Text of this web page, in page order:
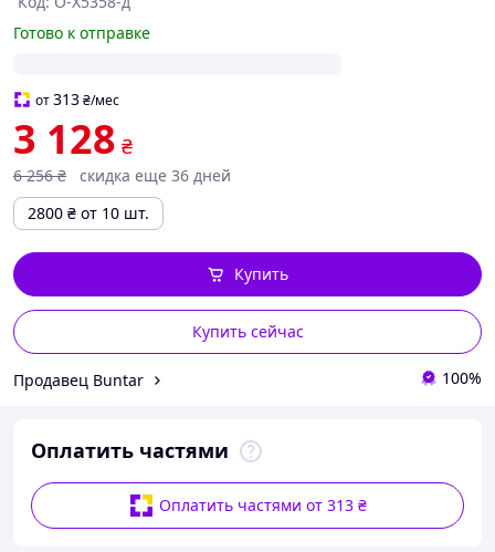
Готово к отправке
от313₴/мес
3 128 ₴
6 256 ₴
скидка еще 36 дней
2800 ₴ от 10 шт.
Купить сейчас
Купить
Продавец Buntar 100%
Оплатить частями
Оплатить частями от 313 ₴